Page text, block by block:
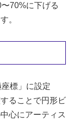
70%に下げる
。
標」に設定
ることで円形ビ
心にアーティス